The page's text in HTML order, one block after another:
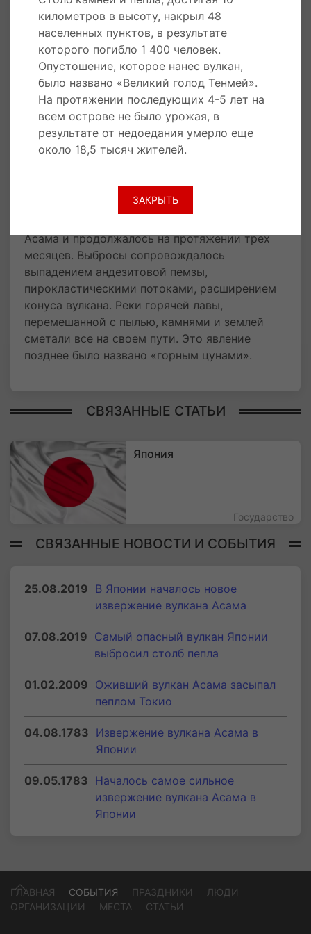
4 августа 1783 годапроизошел второй взрыв
и самое трагическое из известных
извержений вулкана Асама. Столб камней и
пепла, достигая 10 километров в высоту,
накрыл 48 населенных пунктов, в результате
которого погибло 1400 человек. Опустошение,
которое нанес вулкан, было названо «Великий
голод Тенмей». На протяжении последующих
4-5 лет на всем острове не было урожая, в
результате от недоедания умерло еще около
Асама и продолжалось на протяжении трех
месяцев. Выбросы сопровождалось
выпадением андезитовой пемзы,
пирокластическими потоками, расширением
конуса вулкана. Реки горячей лавы,
перемешанной с пылью, камнями и землей
сметали все на своем пути. Это явление
позднее было названо «горным цунами».
СВЯЗАННЫЕ СТАТЬИ
Япония
Государство
СВЯЗАННЫЕ НОВОСТИ И СОБЫТИЯ
25.08.2019 В Японии началось новое
извержение вулкана Асама
07.08.2019 Самый опасный вулкан Японии
выбросил столб пепла
01.02.2009 Оживший вулкан Асама засыпал
пеплом Токио
04.08.1783 Извержение вулкана Асама в
Японии
09.05.1783 Началось самое сильное
извержение вулкана Асама в
Японии
ГЛАВНАЯ СОБЫТИЯ ПРАЗДНИКИ
ЛЮДИ
ОРГАНИЗАЦИИ
МЕСТА СТАТЬИ
километров в высоту, накрыл 48
населенных пунктов, в результате
которого погибло 1 400 человек.
Опустошение, которое нанес вулкан,
было названо «Великий голод Тенмей».
На протяжении последующих 4-5 лет на
всем острове не было урожая, в
результате от недоедания умерло еще
около 18,5 тысяч жителей.
ЗАКРЫТЬ